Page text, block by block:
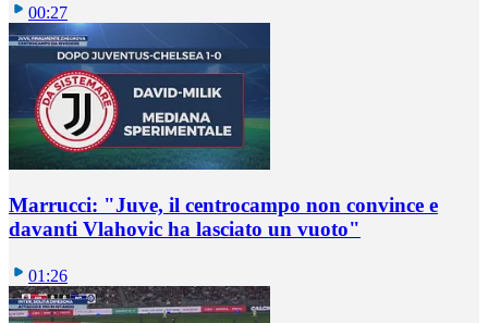
00:27
Marrucci: "Juve, il centrocampo non convince e
davanti Vlahovic ha lasciato un vuoto"
01:26